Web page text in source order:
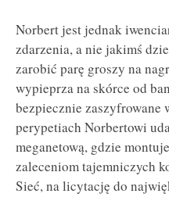
Norbert jest jednak
zdarzenia, a nie jakimś
zarobić parę groszy na
wypieprza na skórce od
bezpiecznie zaszyfrowane
perypetiach Norbertowi
meganetową, gdzie
zaleceniom tajemniczych
Sieć, na licytację do